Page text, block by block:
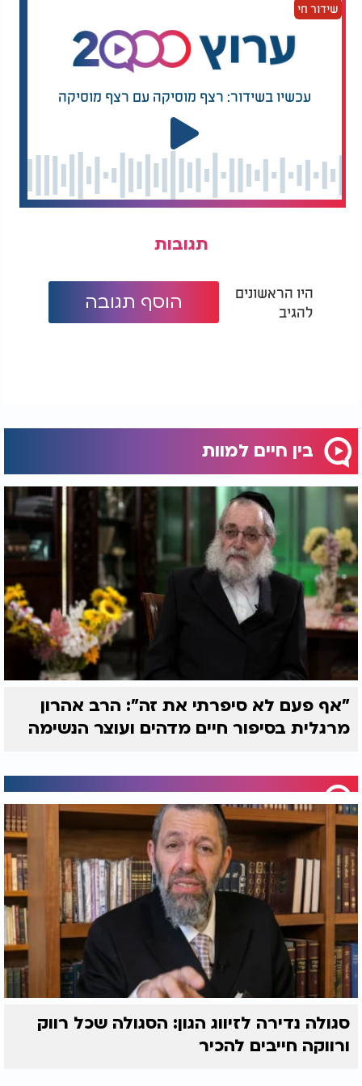
"הייתי בגיהנום של
הנובה ושם ראיתי את
אלוקים"
אלוקים נגעה שם" -
ניצל ממסיבת הנובה
בנס מצמרר
לאט, עד שעמדה קרוב מאוד והאירה אותו באור כל כך
חזק, עד שלא יכול היה להסתכל עליה. דמות זו, שלבשה
"גלימה לבנה לגמרי" והיו לה ידיים ורגליים, הביטה בו
מלמעלה. הדמות אמרה לו: "אתה לא שייך לכאן". נאמר
לו כי שליחותו עדיין לא הסתיימה למטה.
הדמות הרימה את רגלה, דרכה לדרור על הראש, הוציאה
עם גופו. דרור הרגיש שקיבל את חייו בחזרה כמתנה.
כשסביבו רופאים, אחיות והוריו.
אחרי שזכה לחייו מחדש, הלוחם הפצוע חווה מסע נוסף:
לו בהתקפי חרדה ובסיוטי הלילה, ממש כמו "פאראמדיק
צמוד".
מאז חזרתו מהעולם ההוא, דרור הוא אדם מאמין מאוד.
הוא שומר יוםכיפורופסח ואינו אוכל מאכלות אסורים.
הוא חוגג את החגים. דרור מאמין ששליחותו בעולם היא
לסייע לאנשים המתמודדים עם פוסט טראומה, להעלות
את הנושא למודעות ולעזור ביצירת חברה בריאה
ומחלימה יותר. הוא קורא לכל מי שמתמודד, לשתף
ולדבר, כדי לא להיפגע בעצמו, ומציע את עזרתו בהפניה
לגורמים מקצועיים.
דרור זיכרמן, שחווה את האור ונדרש לחזור כדי להשלים
את שליחותו, הפך את ניסיון המוות לחוויה מעצבת
שהביאה אותו להתחזקות רוחנית ולייעוד של עזרה
לזולת.
שידור חי
עכשיו בשידור: רצף מוסיקה עם רצף מוסיקה
תגובות
היו הראשונים
להגיב
הוסף תגובה
בין חיים למוות
"אף פעם לא סיפרתי את זה": הרב אהרון
מרגלית בסיפור חיים מדהים ועוצר הנשימה
סגולה נדירה לזיווג הגון: הסגולה שכל רווק
ורווקה חייבים להכיר